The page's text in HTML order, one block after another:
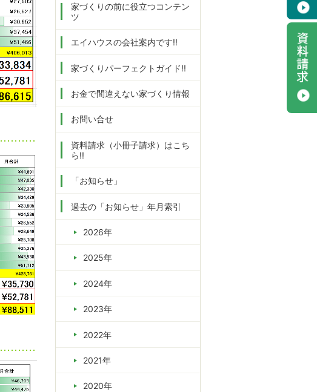
家づくりの前に役立つコンテン
ツ
エイハウスの会社案内です!!
家づくりパーフェクトガイド!!
お金で間違えない家づくり情報
お問い合せ
資料請求（小冊子請求）はこち
ら!!
「お知らせ」
過去の「お知らせ」年月索引
2026年
2025年
2024年
2023年
2022年
2021年
2020年